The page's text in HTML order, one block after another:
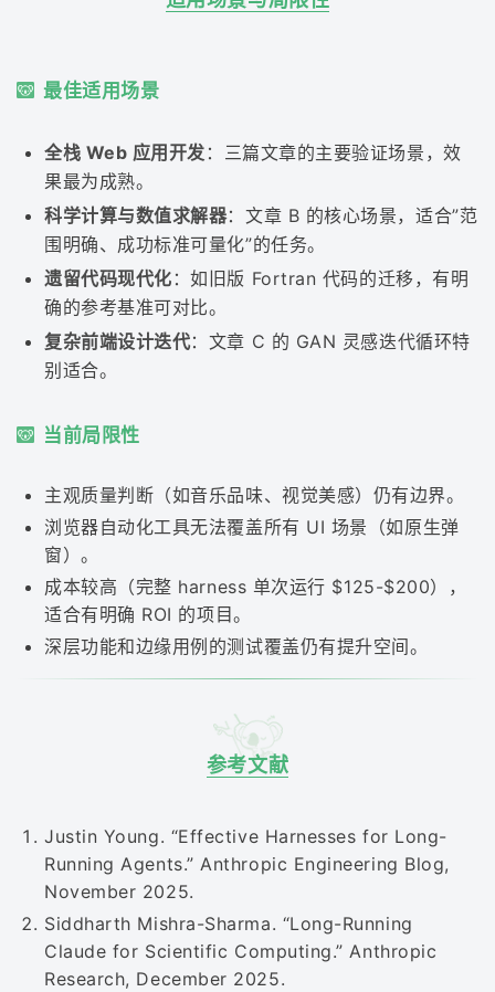
最佳适用场景
全栈 Web 应用开发 ：三篇文章的主要验证场景，效
果最为成熟。
科学计算与数值求解器：文章 B 的核心场景，适合”范
围明确、成功标准可量化”的任务。
遗留代码现代化 ：如旧版 Fortran 代码的迁移，有明
确的参考基准可对比。
复杂前端设计迭代：文章 C 的 GAN 灵感迭代循环特
别适合。
当前局限性
主观质量判断（如音乐品味、视觉美感）仍有边界。
浏览器自动化工具无法覆盖所有 UI 场景（如原生弹
窗）。
成本较高（完整 harness 单次运行 $125-$200），
适合有明确 ROI 的项目。
深层功能和边缘用例的测试覆盖仍有提升空间。
参考文献
Justin Young. “Effective Harnesses for Long-
Running Agents.” Anthropic Engineering Blog,
November 2025.
Siddharth Mishra-Sharma. “Long-Running
Claude for Scientific Computing.” Anthropic
Research, December 2025.